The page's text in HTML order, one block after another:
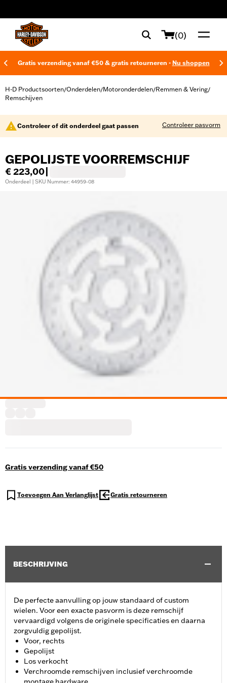
(0)
Gratis verzending vanaf €50 & gratis retourneren - Nu shoppen
H-D Productsoorten/Onderdelen/Motoronderdelen/Remmen & Vering/
Remschijven
Controleer of dit onderdeel gaat passen Controleer pasvorm
GEPOLIJSTE VOORREMSCHIJF
€ 223,00
Onderdeel | SKU Nummer: 44959-08
Gratis verzending vanaf €50
Toevoegen Aan Verlanglijst Gratis retourneren
BESCHRIJVING
De perfecte aanvulling op jouw standaard of custom
wielen. Voor een exacte pasvorm is deze remschijf
vervaardigd volgens de originele specificaties en daarna
zorgvuldig gepolijst.
Voor, rechts
Gepolijst
Los verkocht
Verchroomde remschijven inclusief verchroomde